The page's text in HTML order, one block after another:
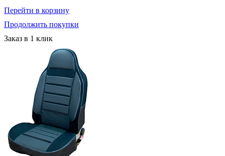
Перейти в корзину
Продолжить покупки
Заказ в 1 клик